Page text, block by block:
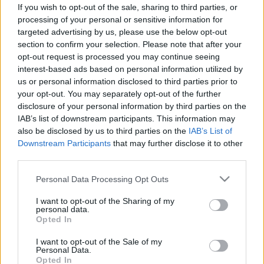
If you wish to opt-out of the sale, sharing to third parties, or
processing of your personal or sensitive information for
targeted advertising by us, please use the below opt-out
section to confirm your selection. Please note that after your
opt-out request is processed you may continue seeing
interest-based ads based on personal information utilized by
us or personal information disclosed to third parties prior to
your opt-out. You may separately opt-out of the further
disclosure of your personal information by third parties on the
IAB’s list of downstream participants. This information may
also be disclosed by us to third parties on the IAB’s List of
Downstream Participants that may further disclose it to other
Please note that this website/app uses one or more Google
not limited to your visit or usage behaviour. You may click to
grant or deny consent to Google and its third-party tags to
use your data for below specified purposes in below Google
consent section.
Personal Data Processing Opt Outs
I want to opt-out of the Sharing of my
personal data.
Opted In
I want to opt-out of the Sale of my
Personal Data.
Opted In
Betegségek
2010. október 10. 19:11
Módosítva: 2015. november 04. 13:49
Megosztás
Küldés Küldés Messengeren
Egészségkalauz
Egészségkalauz
Alapvető különbséget kell tenni a primer (elsődleges)
metasztatikus) daganatok között. Primer tumor,
amely elsőként alakult ki a szervezetben. Ezzel
szemben az áttétes daganatos góc az elsődleges
ráknak már következménye, de nem kizárt, hogy